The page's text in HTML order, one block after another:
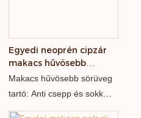
Egyedi neoprén cipzár
makacs hűvösebb
sörüveg tartó
Makacs hűvösebb sörüveg
tartó: Anti csepp és sokk
ellenálló, szigetelt és